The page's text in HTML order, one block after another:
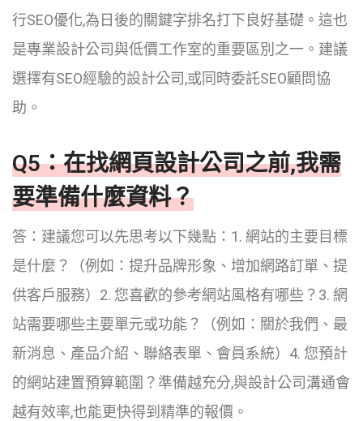
行SEO優化,為日後的關鍵字排名打下良好基礎。這也
是專業設計公司與低價工作室的重要區別之一。建議
選擇有SEO經驗的設計公司,或同時委託SEO顧問協
助。
Q5：在找網頁設計公司之前,我需
要準備什麼資料？
答：建議您可以先思考以下幾點：1. 網站的主要目標
是什麼？（例如：提升品牌形象、增加網路訂單、提
供客戶服務）2. 您喜歡的參考網站風格有哪些？3. 網
站需要哪些主要單元或功能？（例如：關於我們、最
新消息、產品介紹、聯絡表單、會員系統）4. 您預計
的網站建置預算範圍？準備越充分,與設計公司溝通會
越有效率,也能更快得到精準的報價。